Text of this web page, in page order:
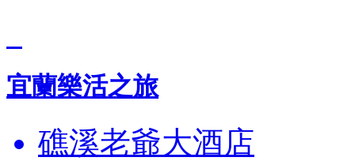
宜蘭樂活之旅
礁溪老爺大酒店